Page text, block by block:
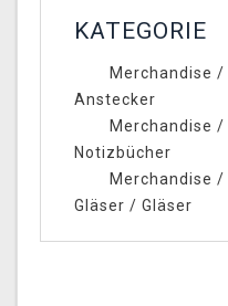
KATEGORIE
Merchandise /
Anstecker
Merchandise /
Notizbücher
Merchandise /
Gläser / Gläser